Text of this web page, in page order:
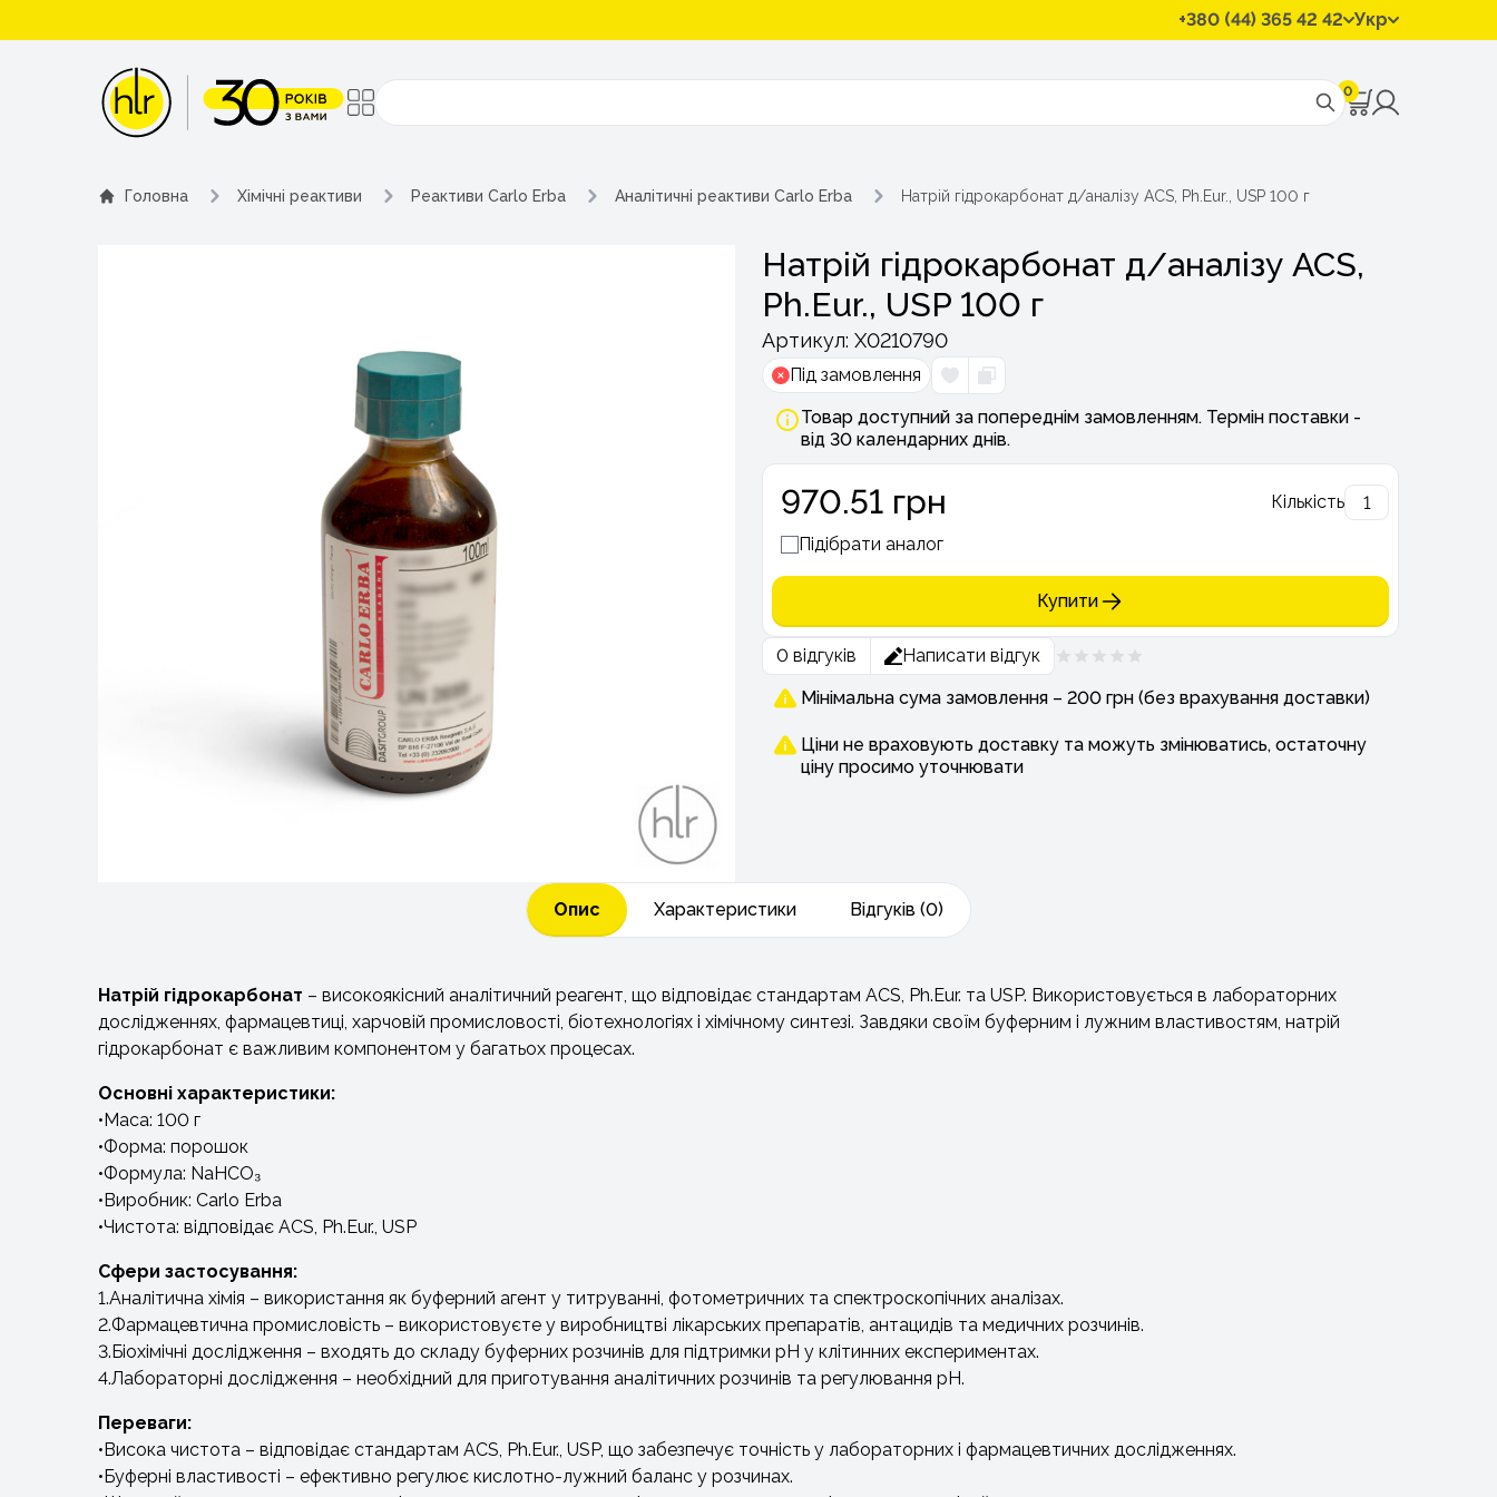
+380 (44) 365 42 42 Укр
0
Поиск
Головна Хімічні реактиви Реактиви Carlo Erba Аналітичні реактиви Carlo Erba Натрій гідрокарбонат д/аналізу ACS, Ph.Eur., USP 100 г
Натрій гідрокарбонат д/аналізу ACS,
Ph.Eur., USP 100 г
Артикул: Х0210790
Під замовлення
Товар доступний за попереднім замовленням. Термін поставки -
від 30 календарних днів.
970.51 грн
Кількість
Підібрати аналог
Купити
0 відгуків
Написати відгук
Мінімальна сума замовлення – 200 грн (без врахування доставки)
Ціни не враховують доставку та можуть змінюватись, остаточну
ціну просимо уточнювати
Опис Характеристики Відгуків (0)
Натрій гідрокарбонат – високоякісний аналітичний реагент, що відповідає стандартам ACS, Ph.Eur. та USP. Використовується в лабораторних
дослідженнях, фармацевтиці, харчовій промисловості, біотехнологіях і хімічному синтезі. Завдяки своїм буферним і лужним властивостям, натрій
гідрокарбонат є важливим компонентом у багатьох процесах.
Основні характеристики:
•Маса: 100 г
•Форма: порошок
•Формула: NaHCO₃
•Виробник: Carlo Erba
•Чистота: відповідає ACS, Ph.Eur., USP
Сфери застосування:
1.Аналітична хімія – використання як буферний агент у титруванні, фотометричних та спектроскопічних аналізах.
2.Фармацевтична промисловість – використовуєте у виробництві лікарських препаратів, антацидів та медичних розчинів.
3.Біохімічні дослідження – входять до складу буферних розчинів для підтримки pH у клітинних експериментах.
4.Лабораторні дослідження – необхідний для приготування аналітичних розчинів та регулювання pH.
Переваги:
•Висока чистота – відповідає стандартам ACS, Ph.Eur., USP, що забезпечує точність у лабораторних і фармацевтичних дослідженнях.
•Буферні властивості – ефективно регулює кислотно-лужний баланс у розчинах.